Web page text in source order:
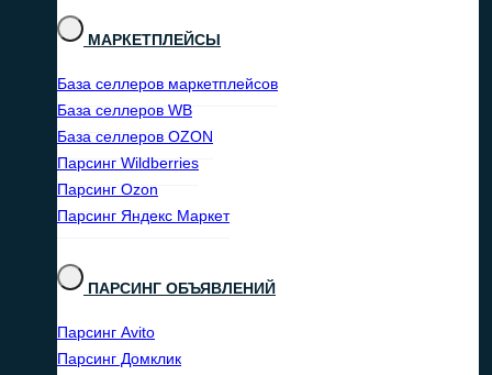
МАРКЕТПЛЕЙСЫ
База селлеров маркетплейсов
База селлеров WB
База селлеров OZON
Парсинг Wildberries
Парсинг Ozon
Парсинг Яндекс Маркет
ПАРСИНГ ОБЪЯВЛЕНИЙ
Парсинг Avito
Парсинг Домклик